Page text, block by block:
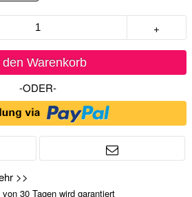
+
den Warenkorb
-ODER-
>>
30 Tagen wird garantiert